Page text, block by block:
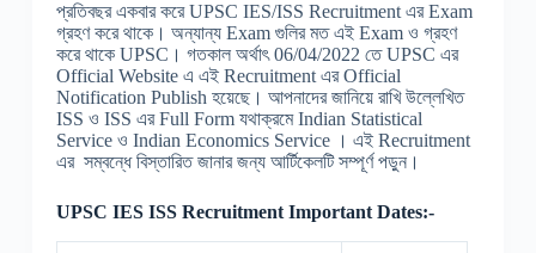
প্রতিবছর একবার করে UPSC IES/ISS Recruitment এর Exam
গ্রহণ করে থাকে। অন্যান্য Exam গুলির মত এই Exam ও গ্রহণ
করে থাকে UPSC। গতকাল অর্থাৎ 06/04/2022 তে UPSC এর
Official Website এ এই Recruitment এর Official
Notification Publish হয়েছে। আপনাদের জানিয়ে রাখি উল্লেখিত
ISS ও ISS এর Full Form যথাক্রমে Indian Statistical
Service ও Indian Economics Service । এই Recruitment
এর সম্বন্ধে বিস্তারিত জানার জন্য আর্টিকেলটি সম্পূর্ণ পড়ুন।
UPSC IES ISS Recruitment Important Dates:-